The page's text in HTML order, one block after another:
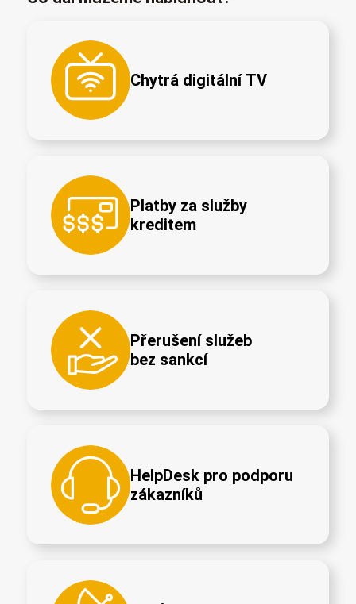
Chytrá digitální TV
Platby za služby
kreditem
Přerušení služeb
bez sankcí
HelpDesk pro podporu
zákazníků